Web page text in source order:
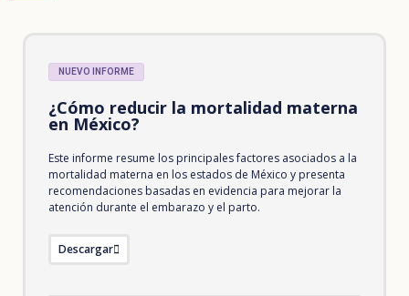
NUEVO INFORME
¿Cómo reducir la mortalidad materna
en México?
Este informe resume los principales factores asociados a la
mortalidad materna en los estados de México y presenta
recomendaciones basadas en evidencia para mejorar la
atención durante el embarazo y el parto.
Descargar